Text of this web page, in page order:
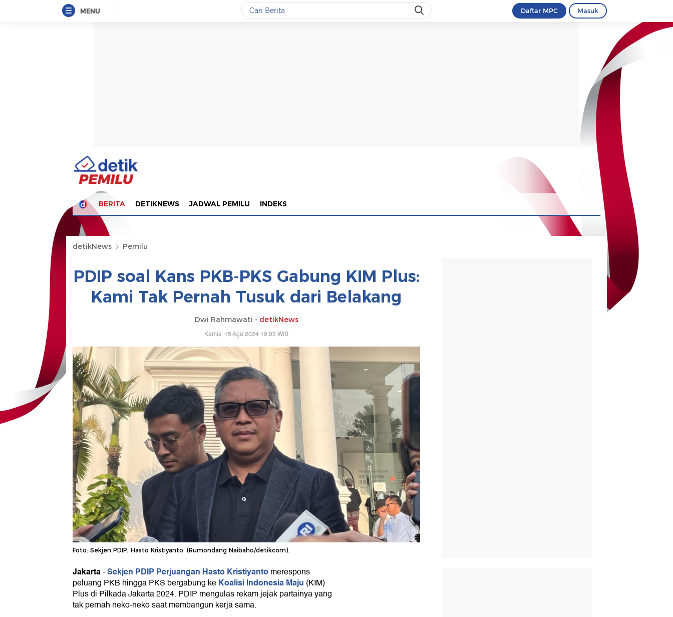
MENU Daftar MPC Masuk
BERITA DETIKNEWS JADWAL PEMILU INDEKS
detikNews Pemilu
PDIP soal Kans PKB-PKS Gabung KIM Plus:
Kami Tak Pernah Tusuk dari Belakang
Dwi Rahmawati - detikNews
Kamis, 15 Agu 2024 19:03 WIB
Foto: Sekjen PDIP, Hasto Kristiyanto. (Rumondang Naibaho/detikcom).
Jakarta-Sekjen PDIP Perjuangan Hasto Kristiyantomerespons
peluang PKB hingga PKS bergabung keKoalisi Indonesia Maju (KIM)
Plus di Pilkada Jakarta 2024. PDIP mengulas rekam jejak partainya yang
tak pernah neko-neko saat membangun kerja sama.